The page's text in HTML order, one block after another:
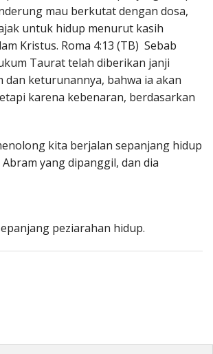
mau berkutat dengan dosa,
untuk hidup menurut kasih
Kristus. Roma 4:13 (TB) Sebab
Taurat telah diberikan janji
dan keturunannya, bahwa ia akan
karena kebenaran, berdasarkan
kita berjalan sepanjang hidup
yang dipanggil, dan dia
peziarahan hidup.